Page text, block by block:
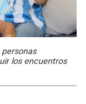
los encuentros